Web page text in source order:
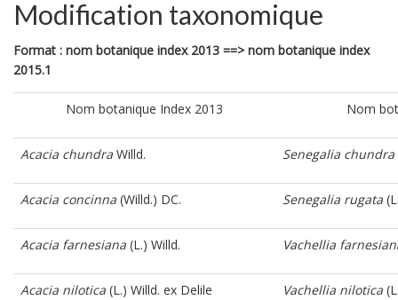
Modification taxonomique
Format : nom botanique index 2013 ==> nom botanique index
2015.1
Nom botanique Index 2013 Nom
Acacia chundra Willd. Senegalia chundra
Acacia concinna (Willd.) DC. Senegalia rugata
Acacia farnesiana (L.) Willd. Vachellia
Acacia nilotica (L.) Willd. ex Delile Vachellia nilotica